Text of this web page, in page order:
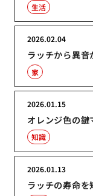
生活
ラッチから異
2026.02.04
家
オレンジ色の
2026.01.15
知識
ラッチの寿命
2026.01.13